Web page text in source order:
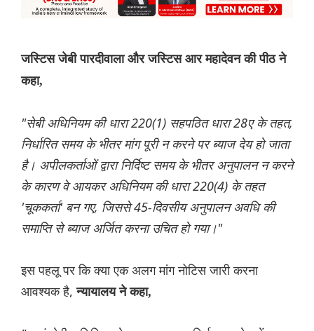
जस्टिस जेबी पारदीवाला और जस्टिस आर महादेवन की पीठ ने
कहा,
"सेबी अधिनियम की धारा 220(1) सहपठित धारा 28ए के तहत,
निर्धारित समय के भीतर मांग पूरी न करने पर ब्याज देय हो जाता
है। अपीलकर्ताओं द्वारा निर्दिष्ट समय के भीतर अनुपालन न करने
के कारण वे आयकर अधिनियम की धारा 220(4) के तहत
'चूककर्ता' बन गए, जिससे 45-दिवसीय अनुपालन अवधि की
समाप्ति से ब्याज अर्जित करना उचित हो गया।"
इस पहलू पर कि क्या एक अलग मांग नोटिस जारी करना
आवश्यक है,न्यायालय ने कहा,